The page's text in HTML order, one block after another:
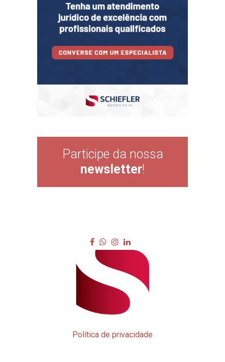
Participe da nossa
newsletter!
Política de privacidade